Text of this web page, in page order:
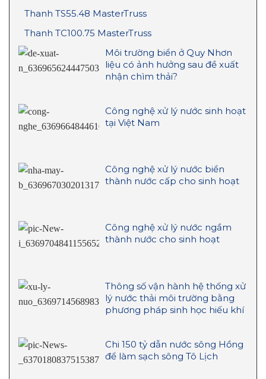
Thanh TS55.48 MasterTruss
Thanh TC100.75 MasterTruss
Môi trường biển ở Quy Nhơn
liệu có ảnh hưởng sau đề xuất
nhận chìm thải?
Công nghệ xử lý nước sinh hoạt
tại Việt Nam
Công nghệ xử lý nước biển
thành nước cấp cho sinh hoạt
Công nghệ xử lý nước ngầm
thành nước cho sinh hoạt
Thông số vận hành hệ thống xử
lý nước thải môi trường bằng
phương pháp sinh học hiếu khí
Chi 150 tỷ dẫn nước sông Hồng
để làm sạch sông Tô Lịch